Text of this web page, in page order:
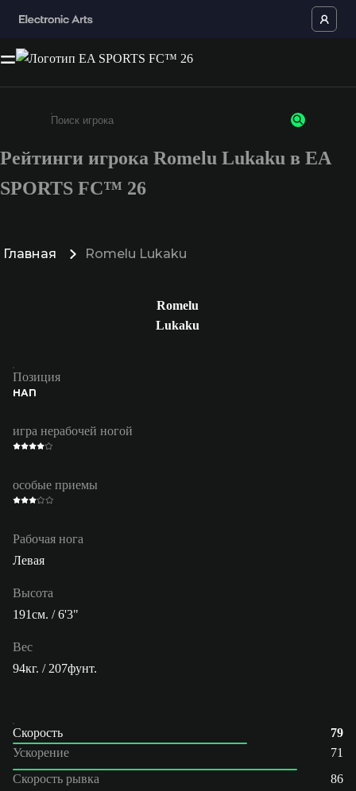
Введите не менее 3 символов или цифр
Рейтинги игрока Romelu Lukaku в EA
SPORTS FC™ 26
Главная Romelu Lukaku
Romelu
Lukaku
Позиция
НАП
игра нерабочей ногой
особые приемы
Рабочая нога
Левая
Высота
191см. / 6'3"
Вес
94кг. / 207фунт.
Скорость
79
Ускорение
71
Скорость рывка
86